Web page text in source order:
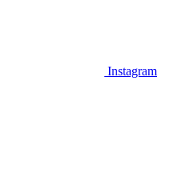
Instagram